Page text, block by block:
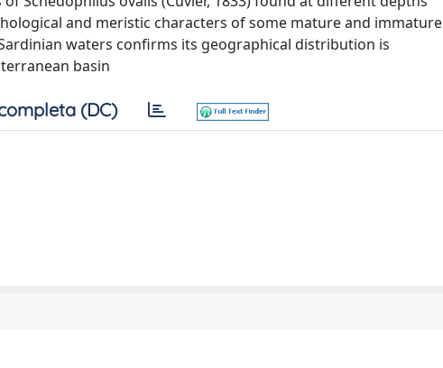
and meristic characters of some mature and immature
waters confirms its geographical distribution is
basin
(DC)